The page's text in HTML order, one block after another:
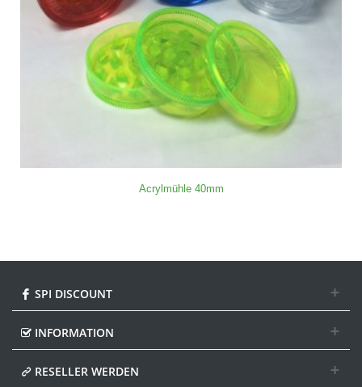
Acrylmühle 40mm
SPI DISCOUNT
INFORMATION
RESELLER WERDEN